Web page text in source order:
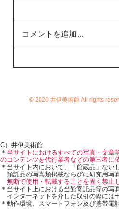
コメントを追加…
© 2020 井伊美術館 All rights
C）井伊美術館
＊ 当サイトにおけるすべての写真・文章
のコンテンツを代行業者などの第三者に
＊当サイト内において、「館蔵品」ない
預託品の写真類掲載ならびに研究用写
無断で使用・転載することを固く禁止
＊当サイト上における当館寄託品等の写
インターネットを介した取引の際には
＊動作環境、スマートフォン及び携帯電